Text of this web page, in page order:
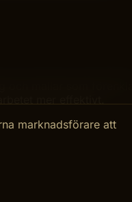
mallar som förenklar
mer effektivt.
marknadsförare att